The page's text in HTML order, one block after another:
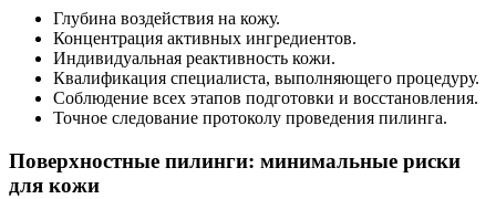
Глубина воздействия на кожу.
Концентрация активных ингредиентов.
Индивидуальная реактивность кожи.
Квалификация специалиста, выполняющего процедуру.
Соблюдение всех этапов подготовки и восстановления.
Точное следование протоколу проведения пилинга.
Поверхностные пилинги: минимальные риски
для кожи